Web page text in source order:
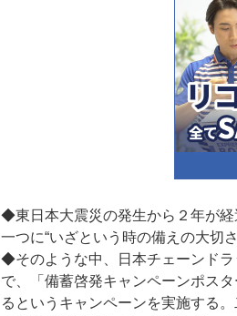
◆東日本大震災の発生から２年が
一つに“いざという時の備えの大切
◆そのような中、日本チェーンド
で、「備蓄啓発キャンペーンポス
るというキャンペーンを実施する